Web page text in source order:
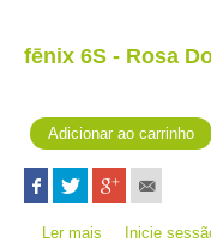
fēnix 6S - Rosa
Ler mais acerca de
Inicie